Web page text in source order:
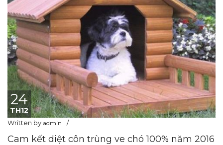
24
TH12
Written by admin
Cam kết diệt côn trùng ve chó 100% năm 2016